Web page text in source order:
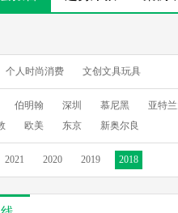
个人时尚消费 文创文具玩具
伯明翰 深圳 慕尼黑
亚特
欧美 东京 新奥尔良
2021 2020 2019 2018